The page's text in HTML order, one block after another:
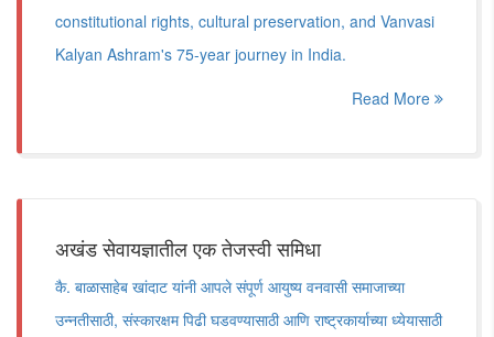
constitutional rights, cultural preservation, and Vanvasi
Kalyan Ashram's 75-year journey in India.
Read More
अखंड सेवायज्ञातील एक तेजस्वी समिधा
कै. बाळासाहेब खांदाट यांनी आपले संपूर्ण आयुष्य वनवासी समाजाच्या
उन्नतीसाठी, संस्कारक्षम पिढी घडवण्यासाठी आणि राष्ट्रकार्याच्या ध्येयासाठी